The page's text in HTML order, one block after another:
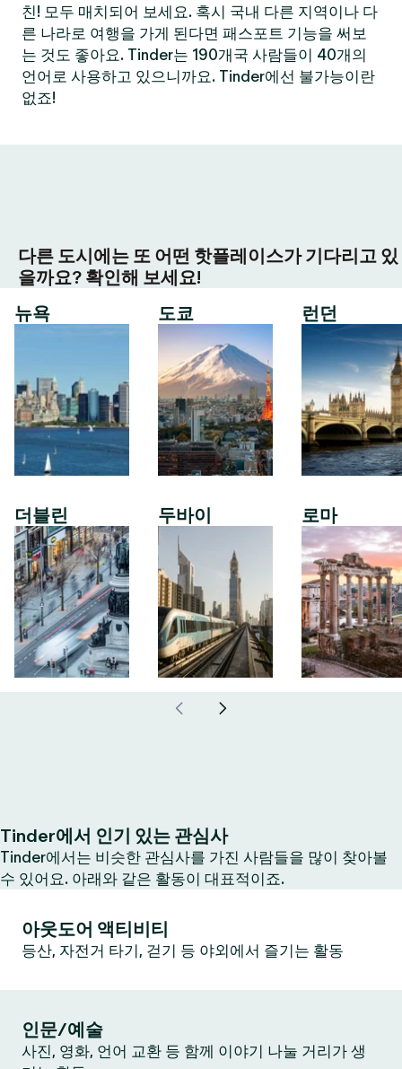
친! 모두 매치되어 보세요. 혹시 국내 다른 지역이나 다
른 나라로 여행을 가게 된다면 패스포트 기능을 써보
는 것도 좋아요. Tinder는 190개국 사람들이 40개의
언어로 사용하고 있으니까요. Tinder에선 불가능이란
없죠!
다른 도시에는 또 어떤 핫플레이스가 기다리고 있
을까요? 확인해 보세요!
뉴욕
더블린
도쿄
두바이
런던
로마
Tinder에서 인기 있는 관심사
Tinder에서는 비슷한 관심사를 가진 사람들을 많이 찾아볼
수 있어요. 아래와 같은 활동이 대표적이죠.
아웃도어 액티비티
등산, 자전거 타기, 걷기 등 야외에서 즐기는 활동
인문/예술
사진, 영화, 언어 교환 등 함께 이야기 나눌 거리가 생